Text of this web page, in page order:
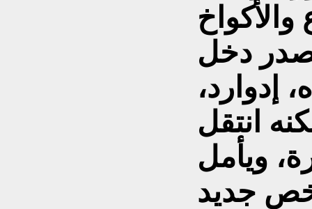
دخل
إدوارد،
انتقل
ويأمل
جديد